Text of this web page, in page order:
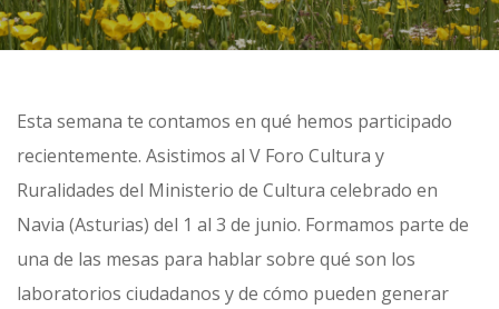
Esta semana te contamos en qué hemos participado
recientemente. Asistimos al V Foro Cultura y
Ruralidades del Ministerio de Cultura celebrado en
Navia (Asturias) del 1 al 3 de junio. Formamos parte de
una de las mesas para hablar sobre qué son los
laboratorios ciudadanos y de cómo pueden generar